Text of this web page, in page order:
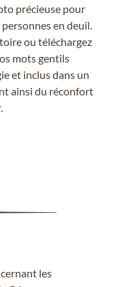
précieuse pour
en deuil.
ou téléchargez
mots gentils
et inclus dans un
ainsi du réconfort
les